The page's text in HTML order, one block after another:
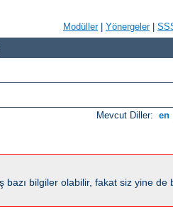
Modüller| Yönergeler|
Mevcut Diller: en
bazı bilgiler olabilir, fakat siz yine de